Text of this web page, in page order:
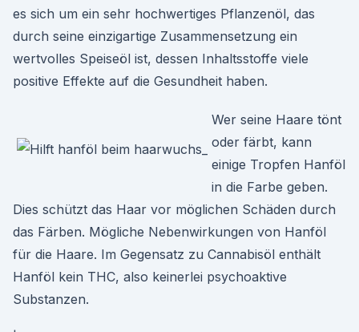
es sich um ein sehr hochwertiges Pflanzenöl, das
durch seine einzigartige Zusammensetzung ein
wertvolles Speiseöl ist, dessen Inhaltsstoffe viele
positive Effekte auf die Gesundheit haben.
Wer seine Haare tönt
oder färbt, kann
einige Tropfen Hanföl
in die Farbe geben.
Dies schützt das Haar vor möglichen Schäden durch
das Färben. Mögliche Nebenwirkungen von Hanföl
für die Haare. Im Gegensatz zu Cannabisöl enthält
Hanföl kein THC, also keinerlei psychoaktive
Substanzen.